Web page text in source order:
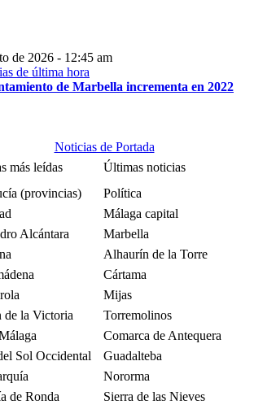
de 2026 - 12:45 am
de Marbella incrementa en 2022
Noticias de Portada
más leídas
Últimas noticias
(provincias)
Política
Málaga capital
Alcántara
Marbella
Alhaurín de la Torre
Cártama
Mijas
de la Victoria
Torremolinos
Comarca de Antequera
Sol Occidental
Guadalteba
Nororma
de Ronda
Sierra de las Nieves